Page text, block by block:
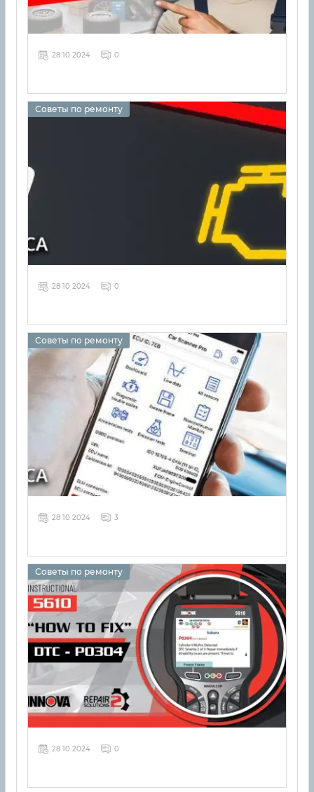
28 10 2024 0
Советы по ремонту
28 10 2024 0
Советы по ремонту
28 10 2024 3
Советы по ремонту
28 10 2024 0